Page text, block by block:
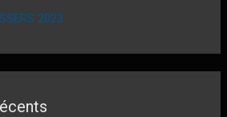
2023